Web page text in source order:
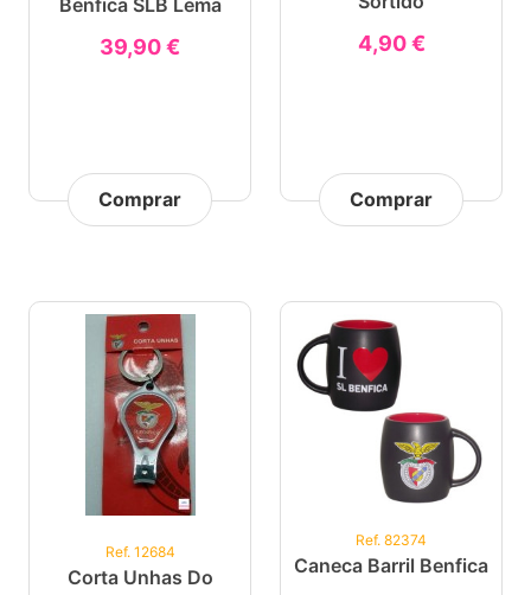
39,90 €
Comprar
4,90 €
Comprar
Ref. 12684
Corta Unhas Do
Ref. 82374
Caneca Barril Benfica